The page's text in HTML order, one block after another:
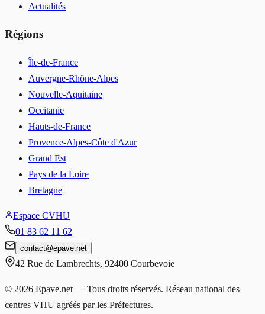
Actualités
Régions
Île-de-France
Auvergne-Rhône-Alpes
Nouvelle-Aquitaine
Occitanie
Hauts-de-France
Provence-Alpes-Côte d'Azur
Grand Est
Pays de la Loire
Bretagne
Espace CVHU
01 83 62 11 62
contact@epave.net
42 Rue de Lambrechts, 92400 Courbevoie
© 2026 Epave.net — Tous droits réservés. Réseau national des
centres VHU agréés par les Préfectures.